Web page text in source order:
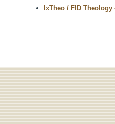
IxTheo / FID Theology